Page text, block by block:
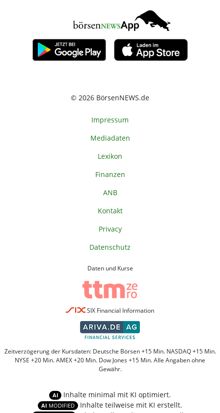
© 2026 BörsenNEWS.de
Impressum
Mediadaten
Lexikon
Finanzen
ANB
Kontakt
Privacy
Datenschutz
Daten und Kurse
SIX Financial Information
Zeitverzögerung der Kursdaten: Deutsche Börsen +15 Min. NASDAQ +15 Min.
NYSE +20 Min. AMEX +20 Min. Dow Jones +15 Min. Alle Angaben ohne
Gewähr.
AI Inhalte minimal mit KI optimiert.
AI MODIFIED Inhalte teilweise mit KI erstellt.